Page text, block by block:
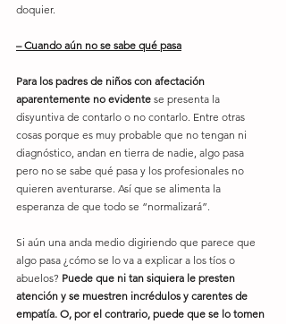
doquier.
– Cuando aún no se sabe qué pasa
Para los padres de niños con afectación
aparentemente no evidente se presenta la
disyuntiva de contarlo o no contarlo. Entre otras
cosas porque es muy probable que no tengan ni
diagnóstico, andan en tierra de nadie, algo pasa
pero no se sabe qué pasa y los profesionales no
quieren aventurarse. Así que se alimenta la
esperanza de que todo se “normalizará”.
Si aún una anda medio digiriendo que parece que
algo pasa ¿cómo se lo va a explicar a los tíos o
abuelos? Puede que ni tan siquiera le presten
atención y se muestren incrédulos y carentes de
empatía. O, por el contrario, puede que se lo tomen